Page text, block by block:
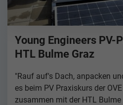
Young Engineers PV-
HTL Bulme Graz
"Rauf auf's Dach, anpacken
es beim PV Praxiskurs der
zusammen mit der HTL